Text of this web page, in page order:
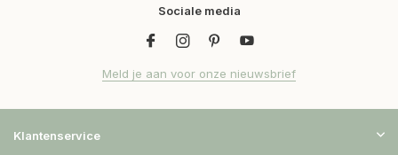
Sociale media
Meld je aan voor onze nieuwsbrief
Klantenservice